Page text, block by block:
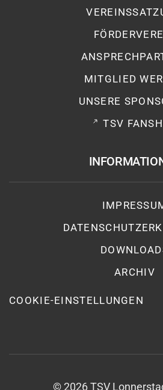
MITGLIED
UNSERE
TSV
ARCHIV
COOKIE-EINSTELLUNGEN
© 2026TSV